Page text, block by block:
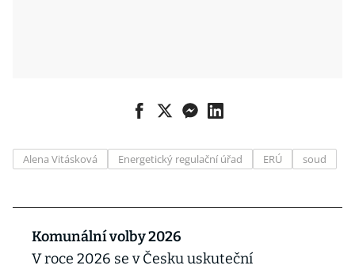
Alena Vitásková Energetický regulační úřad ERÚ soud
Komunální volby 2026
V roce 2026 se v Česku uskuteční